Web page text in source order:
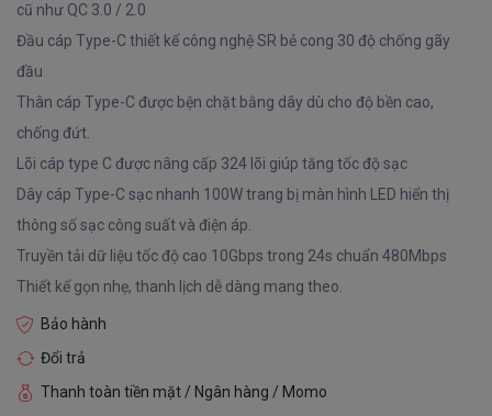
cũ như QC 3.0 / 2.0
Đầu cáp Type-C thiết kế công nghệ SR bẻ cong 30 độ chống gãy
đầu
Thân cáp Type-C được bện chặt bằng dây dù cho độ bền cao,
chống đứt.
Lõi cáp type C được nâng cấp 324 lõi giúp tăng tốc độ sạc
Dây cáp Type-C sạc nhanh 100W trang bị màn hình LED hiển thị
thông số sạc công suất và điện áp.
Truyền tải dữ liệu tốc độ cao 10Gbps trong 24s chuẩn 480Mbps
Thiết kế gọn nhẹ, thanh lịch dễ dàng mang theo.
Bảo hành
Đổi trả
Thanh toàn tiền mặt / Ngân hàng / Momo